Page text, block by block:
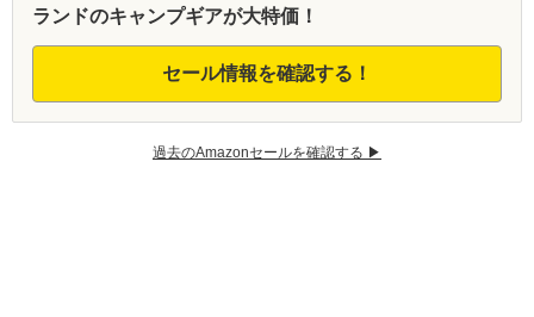
ランドのキャンプギアが大特価！
セール情報を確認する！
過去のAmazonセールを確認する ▶︎